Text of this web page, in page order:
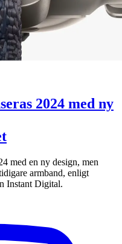
2024 med ny
med en ny design, men
armband, enligt
Instant Digital.